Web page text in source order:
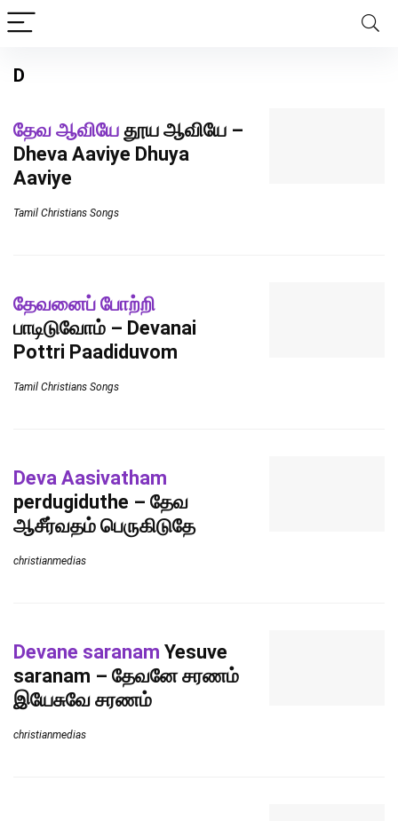
D
தேவ ஆவியே தூய ஆவியே –
Dheva Aaviye Dhuya
Aaviye
Tamil Christians Songs
தேவனைப் போற்றி
பாடிடுவோம் – Devanai
Pottri Paadiduvom
Tamil Christians Songs
Deva Aasivatham
perdugiduthe – தேவ
ஆசீர்வதம் பெருகிடுதே
christianmedias
Devane saranam Yesuve
saranam – தேவனே சரணம்
இயேசுவே சரணம்
christianmedias